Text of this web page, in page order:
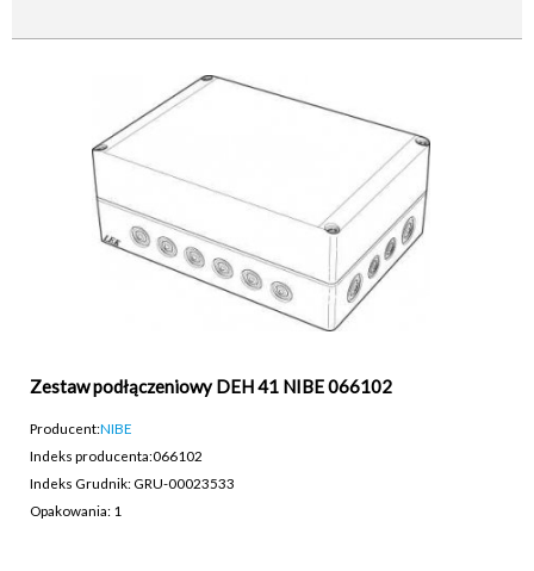
Zestaw podłączeniowy DEH 41 NIBE 066102
Producent:NIBE
Indeks producenta:066102
Indeks Grudnik: GRU-00023533
Opakowania: 1